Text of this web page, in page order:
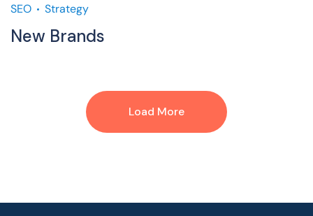
SEO Strategy
New Brands
Load More